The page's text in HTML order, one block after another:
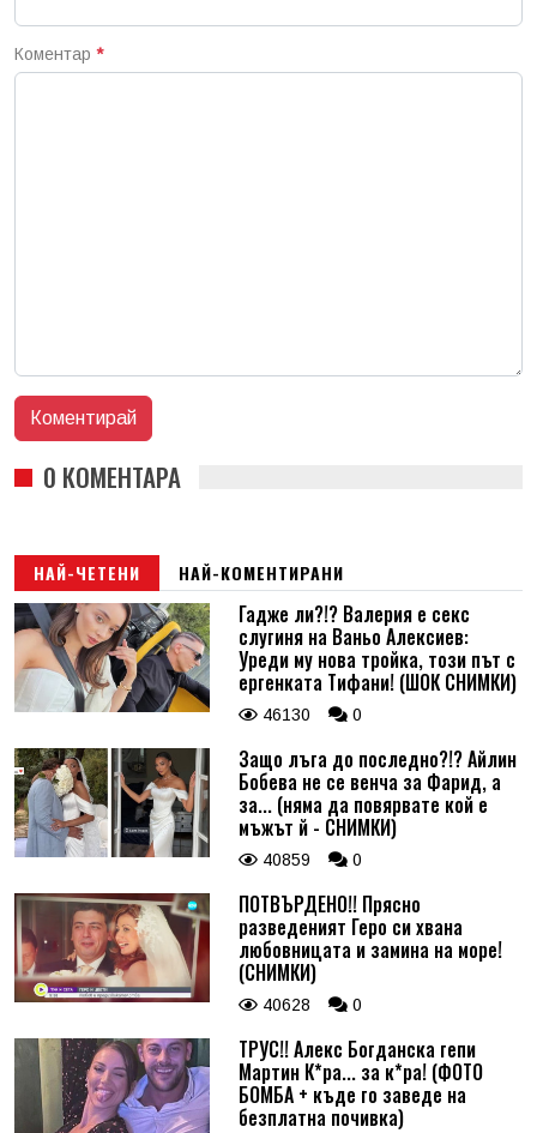
Коментар *
0 КОМЕНТАРА
НАЙ-ЧЕТЕНИ НАЙ-КОМЕНТИРАНИ
Гадже ли?!? Валерия е секс
слугиня на Ваньо Алексиев:
Уреди му нова тройка, този път с
ергенката Тифани! (ШОК СНИМКИ)
46130 0
Защо лъга до последно?!? Айлин
Бобева не се венча за Фарид, а
за... (няма да повярвате кой е
мъжът й - СНИМКИ)
40859 0
ПОТВЪРДЕНО!! Прясно
разведеният Геро си хвана
любовницата и замина на море!
(СНИМКИ)
40628 0
ТРУС!! Алекс Богданска гепи
Мартин К*ра... за к*ра! (ФОТО
БОМБА + къде го заведе на
безплатна почивка)